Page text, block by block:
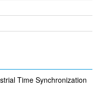
Time Synchronization